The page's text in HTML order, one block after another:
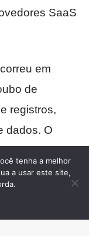
tenha a melhor
a usar este site,